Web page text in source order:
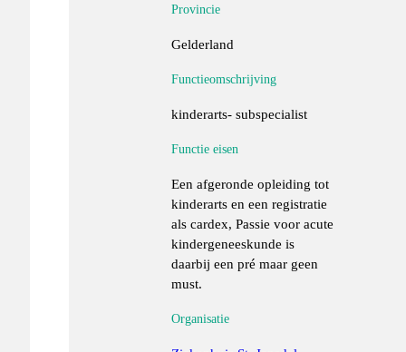
Provincie
Gelderland
Functieomschrijving
kinderarts- subspecialist
Functie eisen
Een afgeronde opleiding tot
kinderarts en een registratie
als cardex, Passie voor acute
kindergeneeskunde is
daarbij een pré maar geen
must.
Organisatie